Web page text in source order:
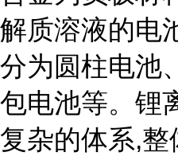
解质溶液的电
分为圆柱电池
包电池等。锂
复杂的体系,